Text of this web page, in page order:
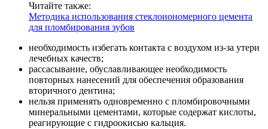
Читайте также:
Методика использования стеклоиономерного цемента
для пломбирования зубов
необходимость избегать контакта с воздухом из-за утери
лечебных качеств;
рассасывание, обуславливающее необходимость
повторных нанесений для обеспечения образования
вторичного дентина;
нельзя применять одновременно с пломбировочными
минеральными цементами, которые содержат кислоты,
реагирующие с гидроокисью кальция.